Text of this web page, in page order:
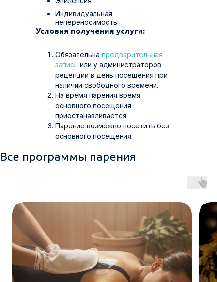
Индивидуальная
непереносимость
Условия получения услуги:
Обязательна предварительная
запись или у администраторов
рецепции в день посещения при
наличии свободного времени.
На время парения время
основного посещения
приостанавливается.
Парение возможно посетить без
основного посещения.
Все программы парения